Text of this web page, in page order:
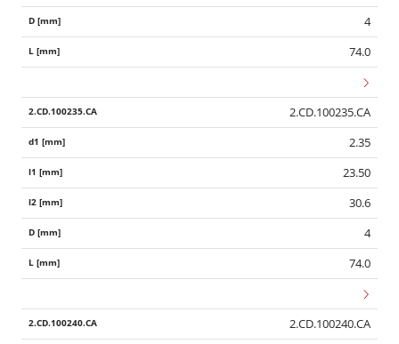
4
74.0
2.CD.100235.CA
2.35
23.50
30.6
4
74.0
2.CD.100240.CA